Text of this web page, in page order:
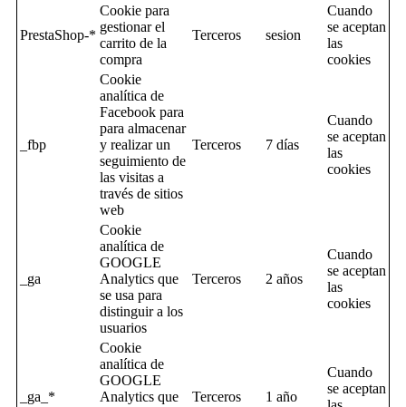
PrestaShop-*
Cookie para
gestionar el
carrito de la
compra
Terceros sesion
Cuando
se aceptan
las
cookies
_fbp
Cookie
analítica de
Facebook para
para almacenar
y realizar un
seguimiento de
las visitas a
través de sitios
web
Terceros 7 días
Cuando
se aceptan
las
cookies
_ga
Cookie
analítica de
GOOGLE
Analytics que
se usa para
distinguir a los
usuarios
Terceros 2 años
Cuando
se aceptan
las
cookies
_ga_*
Cookie
analítica de
GOOGLE
Analytics que
Terceros 1 año
Cuando
se aceptan